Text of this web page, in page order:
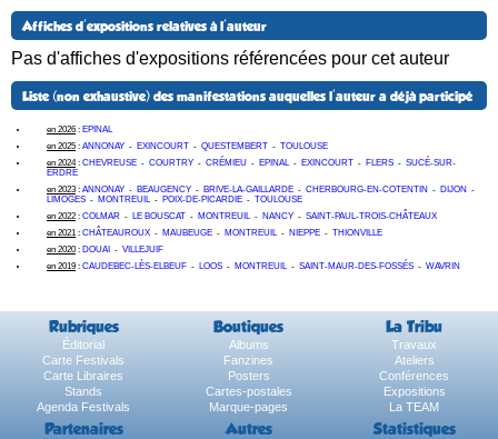
Affiches d'expositions relatives à l'auteur
Pas d'affiches d'expositions référencées pour cet auteur
Liste (non exhaustive) des manifestations auquelles l'auteur a déjà participé
en 2026 : EPINAL
en 2025 : ANNONAY - EXINCOURT - QUESTEMBERT - TOULOUSE
en 2024: CHEVREUSE - COURTRY - CRÉMIEU - EPINAL- EXINCOURT - FLERS - SUCÉ-SUR-
ERDRE
en 2023 : ANNONAY - BEAUGENCY - BRIVE-LA-GAILLARDE - CHERBOURG-EN-COTENTIN - DIJON -
LIMOGES - MONTREUIL- POIX-DE-PICARDIE - TOULOUSE
en 2022 : COLMAR - LE BOUSCAT - MONTREUIL- NANCY - SAINT-PAUL-TROIS-CHÂTEAUX
en 2021 : CHÂTEAUROUX - MAUBEUGE - MONTREUIL- NIEPPE - THIONVILLE
en 2020: DOUAI - VILLEJUIF
en 2019 : CAUDEBEC-LÈS-ELBEUF - LOOS - MONTREUIL- SAINT-MAUR-DES-FOSSÉS - WAVRIN
Rubriques Boutiques La Tribu
Éditorial Albums
Travaux
Carte Festivals
Fanzines
Ateliers
Carte Libraires
Posters
Conférences
Stands
Cartes-postales
Expositions
Agenda Festivals
Marque-pages La TEAM
Partenaires Autres Statistiques